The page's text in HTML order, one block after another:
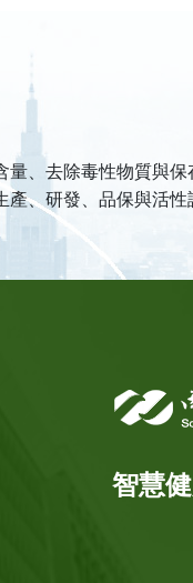
、去除毒性物質與
、研發、品保與活性
智慧